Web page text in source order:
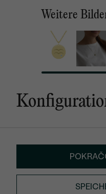
Weitere
Das
€ 139